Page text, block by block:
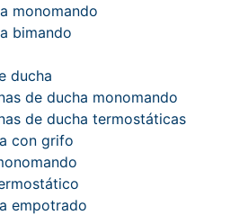
monomando
bimando
ducha
de ducha monomando
de ducha termostáticas
con grifo
empotrado